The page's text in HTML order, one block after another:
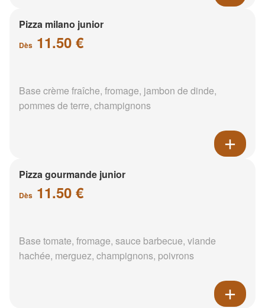
Pizza milano junior
Dès 11.50 €
Base crème fraîche, fromage, jambon de dinde,
pommes de terre, champignons
Pizza gourmande junior
Dès 11.50 €
Base tomate, fromage, sauce barbecue, viande
hachée, merguez, champignons, poivrons